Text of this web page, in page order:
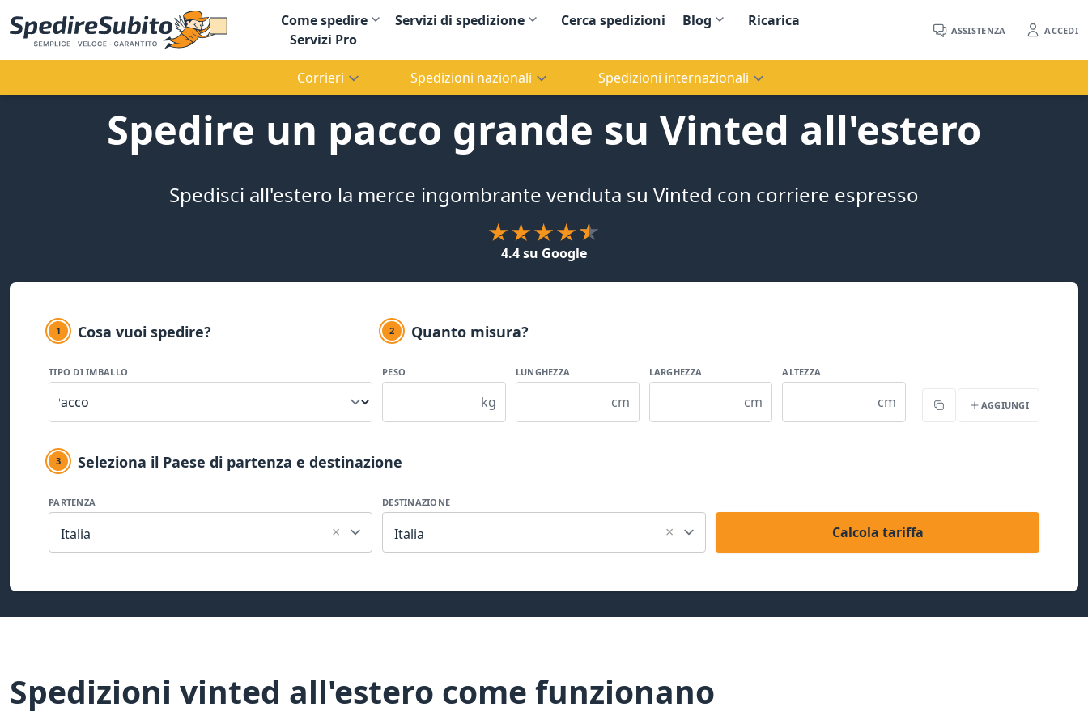
Come spedire Servizi di spedizione Cerca spedizioni Blog
Ricarica
Servizi Pro
ASSISTENZA ACCEDI
Corrieri Spedizioni nazionali Spedizioni internazionali
Spedire un pacco grande su Vinted all'estero
Spedisci all'estero la merce ingombrante venduta su Vinted con corriere espresso
4.4 su Google
1 Cosa vuoi spedire?
TIPO DI IMBALLO
2 Quanto misura?
PESO
kg
LUNGHEZZA
cm
LARGHEZZA
cm
ALTEZZA
cm
Copia AGGIUNGI
3 Seleziona il Paese di partenza e destinazione
PARTENZA
Italia ×
DESTINAZIONE
Italia × Calcola tariffa
Spedizioni vinted all'estero come funzionano